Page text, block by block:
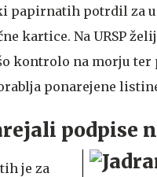
papirnatih potrdil za
kartice. Na URSP
kontrolo na morju
ponarejene
podpise
je za